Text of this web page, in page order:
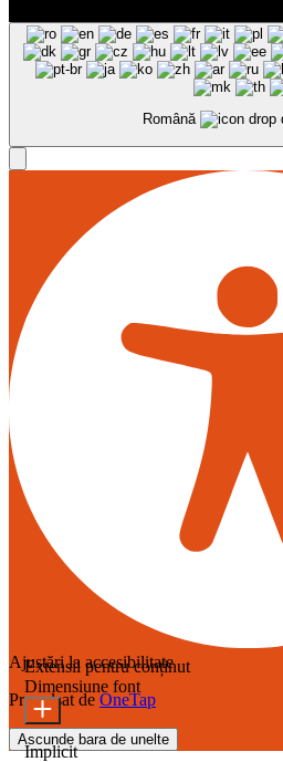
Română
Ajustări la accesibilitate
Propulsat de OneTap
Ascunde bara de unelte
Extensii pentru conținut
Dimensiune font
Implicit